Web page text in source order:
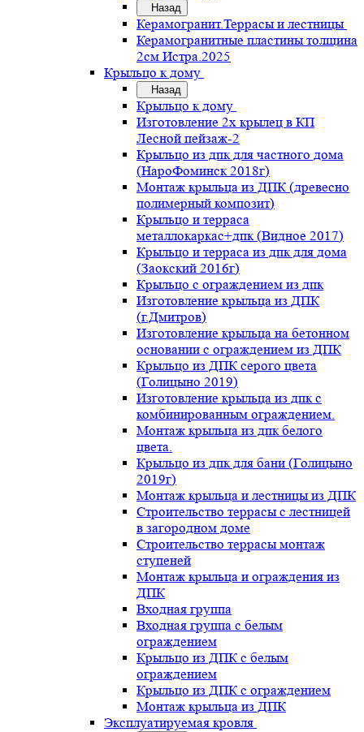
Назад
Керамогранит.Террасы и лестницы
Керамогранитные пластины толщина
2см Истра.2025
Крыльцо к дому
Назад
Крыльцо к дому
Изготовление 2х крылец в КП
Лесной пейзаж-2
Крыльцо из дпк для частного дома
(НароФоминск 2018г)
Монтаж крыльца из ДПК (древесно
полимерный композит)
Крыльцо и терраса
металлокаркас+дпк (Видное 2017)
Крыльцо и терраса из дпк для дома
(Заокский 2016г)
Крыльцо с ограждением из дпк
Изготовление крыльца из ДПК
(г.Дмитров)
Изготовление крыльца на бетонном
основании с ограждением из ДПК
Крыльцо из ДПК серого цвета
(Голицыно 2019)
Изготовление крыльца из дпк с
комбинированным ограждением.
Монтаж крыльца из дпк белого
цвета.
Крыльцо из дпк для бани (Голицыно
2019г)
Монтаж крыльца и лестницы из ДПК
Строительство террасы с лестницей
в загородном доме
Строительство террасы монтаж
ступеней
Монтаж крыльца и ограждения из
ДПК
Входная группа
Входная группа с белым
ограждением
Крыльцо из ДПК с белым
ограждением
Крыльцо из ДПК с ограждением
Монтаж крыльца из ДПК
Эксплуатируемая кровля